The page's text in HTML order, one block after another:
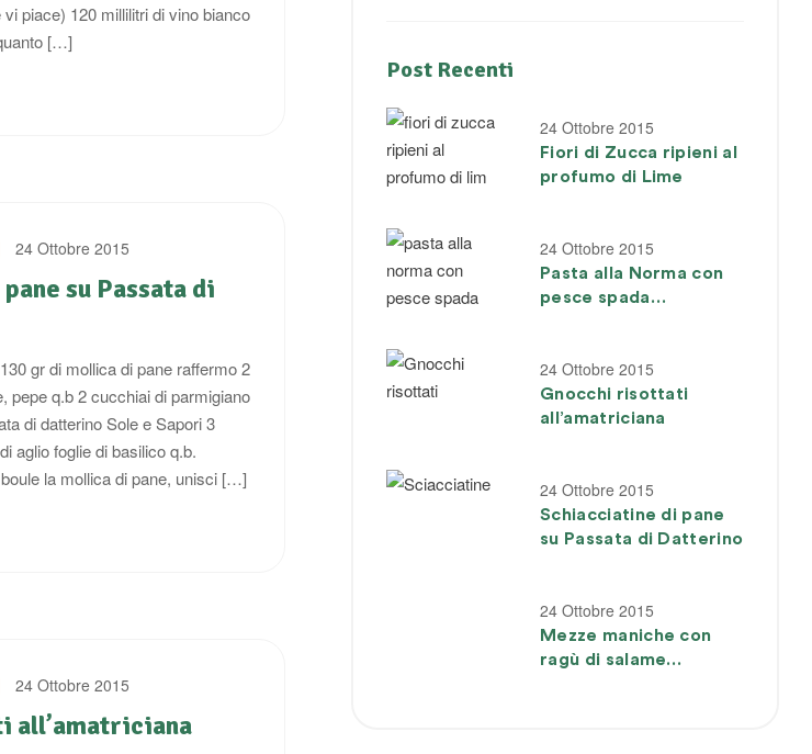
piace) 120 millilitri di vino bianco
[…]
24 Ottobre 2015
su Passata di
gr di mollica di pane raffermo 2
pepe q.b 2 cucchiai di parmigiano
di datterino Sole e Sapori 3
aglio foglie di basilico q.b.
la mollica di pane, unisci […]
24 Ottobre 2015
all’amatriciana
Post Recenti
24 Ottobre 2015
Fiori di Zucca ripieni al
profumo di Lime
24 Ottobre 2015
Pasta alla Norma con
pesce spada
24 Ottobre 2015
Gnocchi risottati
all’amatriciana
24 Ottobre 2015
Schiacciatine di pane
su Passata di Datterino
24 Ottobre 2015
Mezze maniche con
ragù di salame